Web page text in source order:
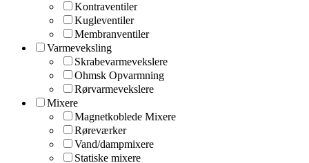
Kontraventiler
Kugleventiler
Membranventiler
Varmeveksling
Skrabevarmevekslere
Ohmsk Opvarmning
Rørvarmevekslere
Mixere
Magnetkoblede Mixere
Røreværker
Vand/dampmixere
Statiske mixere